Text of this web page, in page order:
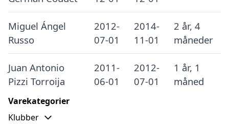
Miguel Ángel
Russo
2012-
07-01
2014-
11-01
2 år, 4
måneder
Juan Antonio
Pizzi Torroija
2011-
06-01
2012-
07-01
1 år, 1
måned
Varekategorier
Klubber